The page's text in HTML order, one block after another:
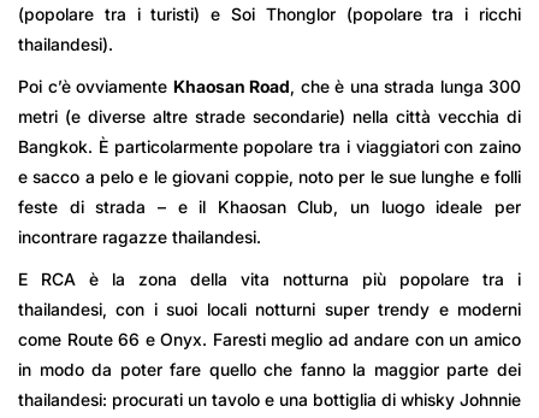
(popolare tra i turisti) e Soi Thonglor (popolare tra i ricchi
thailandesi).
Poi c’è ovviamente Khaosan Road, che è una strada lunga 300
metri (e diverse altre strade secondarie) nella città vecchia di
Bangkok. È particolarmente popolare tra i viaggiatori con zaino
e sacco a pelo e le giovani coppie, noto per le sue lunghe e folli
feste di strada – e il Khaosan Club, un luogo ideale per
incontrare ragazze thailandesi.
E RCA è la zona della vita notturna più popolare tra i
thailandesi, con i suoi locali notturni super trendy e moderni
come Route 66 e Onyx. Faresti meglio ad andare con un amico
in modo da poter fare quello che fanno la maggior parte dei
thailandesi: procurati un tavolo e una bottiglia di whisky Johnnie